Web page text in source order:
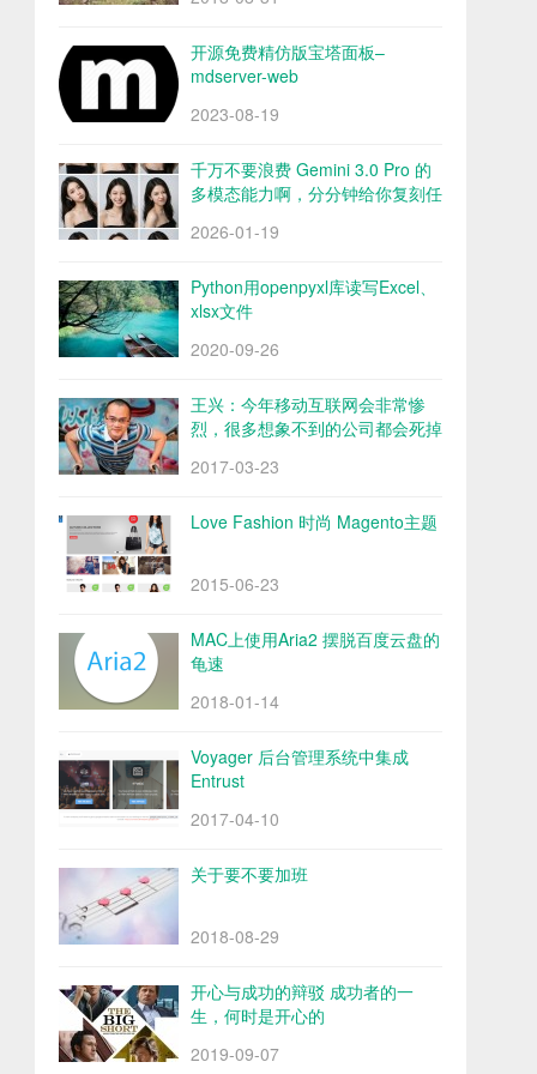
开源免费精仿版宝塔面板–
mdserver-web
2023-08-19
千万不要浪费 Gemini 3.0 Pro 的
多模态能力啊，分分钟给你复刻任
2026-01-19
Python用openpyxl库读写Excel、
xlsx文件
2020-09-26
王兴：今年移动互联网会非常惨
烈，很多想象不到的公司都会死掉
2017-03-23
Love Fashion 时尚 Magento主题
2015-06-23
MAC上使用Aria2 摆脱百度云盘的
龟速
2018-01-14
Voyager 后台管理系统中集成
Entrust
2017-04-10
关于要不要加班
2018-08-29
开心与成功的辩驳 成功者的一
生，何时是开心的
2019-09-07